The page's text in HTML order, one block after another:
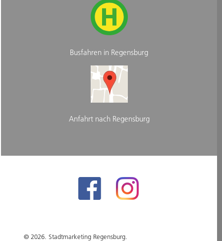
Busfahren in Regensburg
Anfahrt nach Regensburg
© 2026. Stadtmarketing Regensburg.